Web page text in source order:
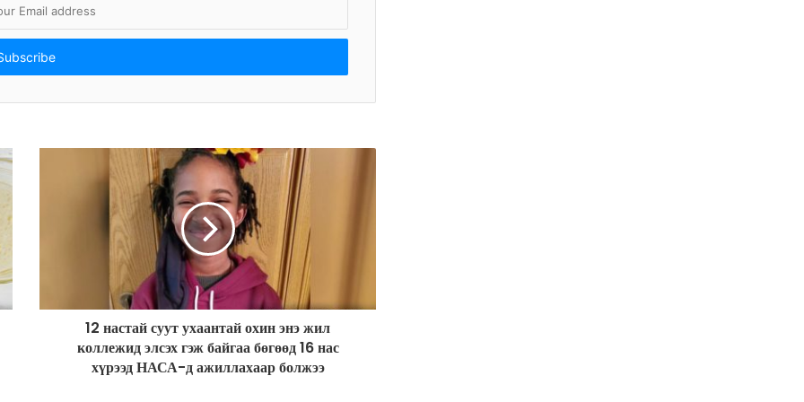
12 настай суут ухаантай охин энэ жил
коллежид элсэх гэж байгаа бөгөөд 16 нас
хүрээд НАСА-д ажиллахаар болжээ